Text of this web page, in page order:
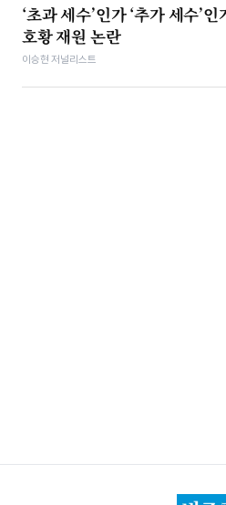
‘초과 세수’인가 ‘추가 세수’
호황 재원 논란
이승현 저널리스트